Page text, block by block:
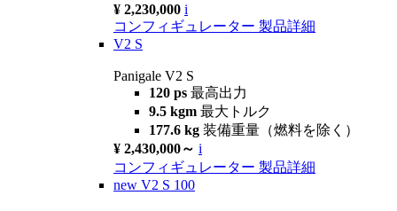
¥ 2,230,000 i
コンフィギュレーター 製品詳細
V2 S
Panigale V2 S
120 ps 最高出力
9.5 kgm 最大トルク
177.6 kg 装備重量（燃料を除く）
¥ 2,430,000～ i
コンフィギュレーター 製品詳細
new V2 S 100